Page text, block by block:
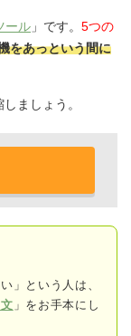
ール 」です。 5つの
をあっという間に
ましょう。
」という人は、
」をお手本にし